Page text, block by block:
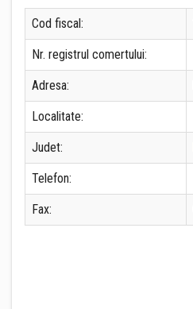
Cod fiscal:
Nr. registrul comertului:
Adresa:
Localitate:
Judet:
Telefon:
Fax: